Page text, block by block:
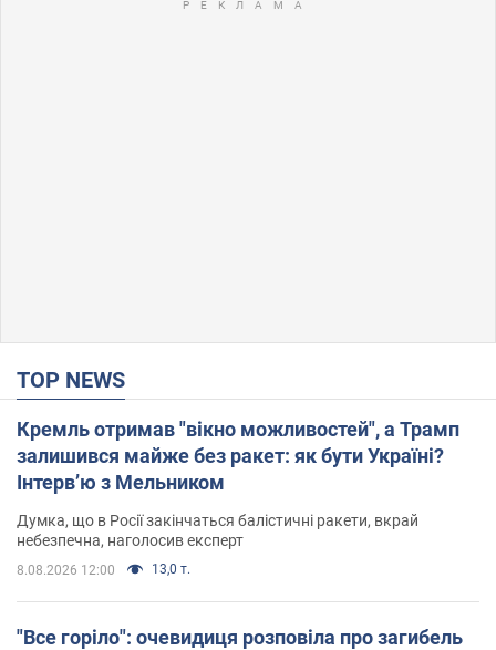
TOP NEWS
Кремль отримав "вікно можливостей", а Трамп
залишився майже без ракет: як бути Україні?
Інтерв’ю з Мельником
Думка, що в Росії закінчаться балістичні ракети, вкрай
небезпечна, наголосив експерт
8.08.2026 12:00 13,0 т.
"Все горіло": очевидиця розповіла про загибель